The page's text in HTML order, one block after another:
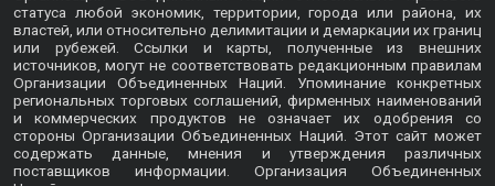
статуса любой экономик, территории, города или района, их
властей, или относительно делимитации и демаркации их границ
или рубежей. Ссылки и карты, полученные из внешних
источников, могут не соответствовать редакционным правилам
Организации Объединенных Наций. Упоминание конкретных
региональных торговых соглашений, фирменных наименований
и коммерческих продуктов не означает их одобрения со
стороны Организации Объединенных Наций. Этот сайт может
содержать данные, мнения и утверждения различных
поставщиков информации. Организация Объединенных